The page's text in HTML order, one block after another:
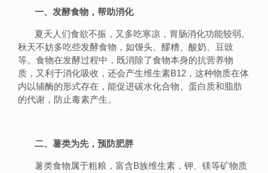
一、发酵食物，帮助消化
夏天人们食欲不振，又多吃寒凉，胃肠消化功能较弱。
秋天不妨多吃些发酵食物，如馒头、醪糟、酸奶、豆豉
等。食物在发酵过程中，既消除了食物本身的抗营养物
质，又利于消化吸收，还会产生维生素B12，这种物质在体
内以辅酶的形式存在，能促进碳水化合物、蛋白质和脂肪
的代谢，防止毒素产生。
二、薯类为先，预防肥胖
薯类食物属于粗粮，富含B族维生素，钾、镁等矿物质